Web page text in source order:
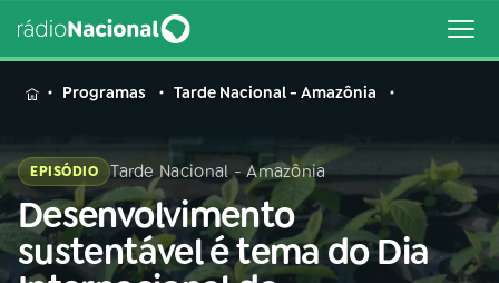
MENU
Buscar
na
Rádio
Buscar
Programas Tarde Nacional - Amazônia
EPISÓDIO Tarde Nacional - Amazônia
Desenvolvimento
sustentável é tema do Dia